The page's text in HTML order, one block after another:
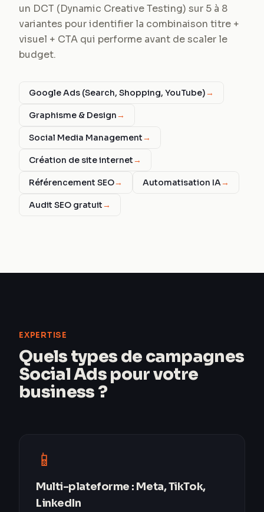
un DCT (Dynamic Creative Testing) sur 5 à 8
variantes pour identifier la combinaison titre +
visuel + CTA qui performe avant de scaler le
budget.
Google Ads (Search, Shopping, YouTube)→
Graphisme & Design→
Social Media Management→
Création de site internet→
Référencement SEO→ Automatisation IA→
Audit SEO gratuit→
EXPERTISE
Quels types de campagnes
Social Ads pour votre
business ?
📱
Multi-plateforme : Meta, TikTok,
LinkedIn